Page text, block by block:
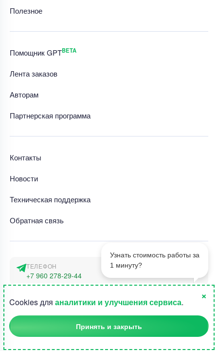
1
Узнать стоимость работы за
1 минуту?
Полезное
Помощник GPTBETA
Лента заказов
Авторам
Партнерская программа
Контакты
Новости
Техническая поддержка
Обратная связь
ТЕЛЕФОН
+7 960 278-29-44
г. Москва, наб. Тараса Шевченко 23а
©2015-2026, Студландия -
Cookies для аналитики и улучшения сервиса.
×
Принять и закрыть